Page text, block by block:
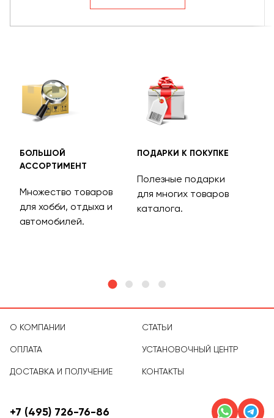
БОЛЬШОЙ
АССОРТИМЕНТ
Множество товаров
для хобби, отдыха и
автомобилей.
ПОДАРКИ К ПОКУПКЕ
Полезные подарки
для многих товаров
каталога.
О КОМПАНИИ
ОПЛАТА
ДОСТАВКА И ПОЛУЧЕНИЕ
СТАТЬИ
УСТАНОВОЧНЫЙ ЦЕНТР
КОНТАКТЫ
+7 (495) 726-76-86